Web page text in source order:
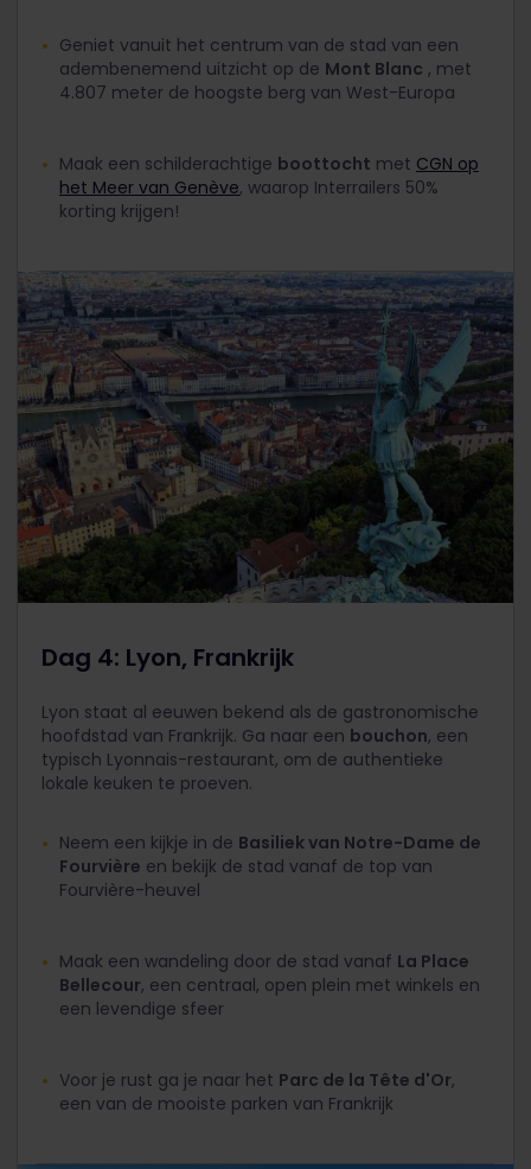
Geniet vanuit het centrum van de stad van een
adembenemend uitzicht op de Mont Blanc , met
4.807 meter de hoogste berg van West-Europa
Maak een schilderachtige boottocht met CGN op
het Meer van Genève, waarop Interrailers 50%
korting krijgen!
Dag 4: Lyon, Frankrijk
Lyon staat al eeuwen bekend als de gastronomische
hoofdstad van Frankrijk. Ga naar een bouchon, een
typisch Lyonnais-restaurant, om de authentieke
lokale keuken te proeven.
Neem een kijkje in de Basiliek van Notre-Dame de
Fourvière en bekijk de stad vanaf de top van
Fourvière-heuvel
Maak een wandeling door de stad vanaf La Place
Bellecour, een centraal, open plein met winkels en
een levendige sfeer
Voor je rust ga je naar het Parc de la Tête d'Or,
een van de mooiste parken van Frankrijk